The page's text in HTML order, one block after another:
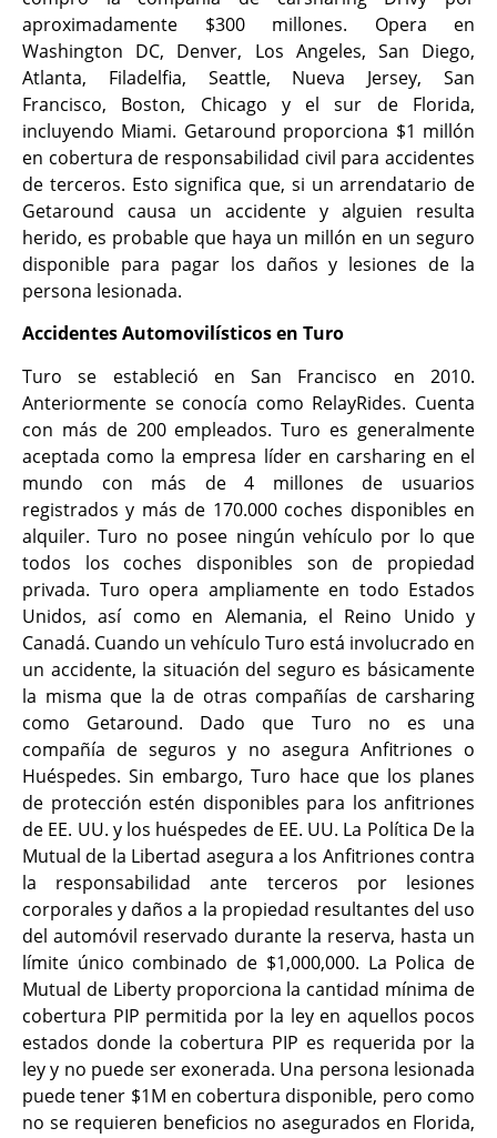
aproximadamente $300 millones. Opera en
Washington DC, Denver, Los Angeles, San Diego,
Atlanta, Filadelfia, Seattle, Nueva Jersey, San
Francisco, Boston, Chicago y el sur de Florida,
incluyendo Miami. Getaround proporciona $1 millón
en cobertura de responsabilidad civil para accidentes
de terceros. Esto significa que, si un arrendatario de
Getaround causa un accidente y alguien resulta
herido, es probable que haya un millón en un seguro
disponible para pagar los daños y lesiones de la
persona lesionada.
Accidentes Automovilísticos en Turo
Turo se estableció en San Francisco en 2010.
Anteriormente se conocía como RelayRides. Cuenta
con más de 200 empleados. Turo es generalmente
aceptada como la empresa líder en carsharing en el
mundo con más de 4 millones de usuarios
registrados y más de 170.000 coches disponibles en
alquiler. Turo no posee ningún vehículo por lo que
todos los coches disponibles son de propiedad
privada. Turo opera ampliamente en todo Estados
Unidos, así como en Alemania, el Reino Unido y
Canadá. Cuando un vehículo Turo está involucrado en
un accidente, la situación del seguro es básicamente
la misma que la de otras compañías de carsharing
como Getaround. Dado que Turo no es una
compañía de seguros y no asegura Anfitriones o
Huéspedes. Sin embargo, Turo hace que los planes
de protección estén disponibles para los anfitriones
de EE. UU. y los huéspedes de EE. UU. La Política De la
Mutual de la Libertad asegura a los Anfitriones contra
la responsabilidad ante terceros por lesiones
corporales y daños a la propiedad resultantes del uso
del automóvil reservado durante la reserva, hasta un
límite único combinado de $1,000,000. La Polica de
Mutual de Liberty proporciona la cantidad mínima de
cobertura PIP permitida por la ley en aquellos pocos
estados donde la cobertura PIP es requerida por la
ley y no puede ser exonerada. Una persona lesionada
puede tener $1M en cobertura disponible, pero como
no se requieren beneficios no asegurados en Florida,